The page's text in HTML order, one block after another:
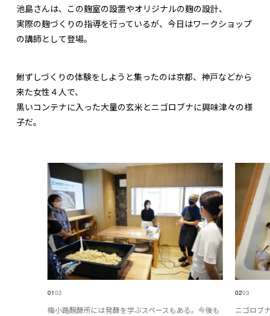
池島さんは、この麹室の設置やオリジナルの麹の設計、
実際の麹づくりの指導を行っているが、今日はワークショップ
の講師として登場。
鮒ずしづくりの体験をしようと集ったのは京都、神戸などから
来た女性４人で、
黒いコンテナに入った大量の玄米とニゴロブナに興味津々の様
子だ。
0103
梅小路醗酵所には発酵を学ぶスペースもある。今後も
0203
ニゴロブ